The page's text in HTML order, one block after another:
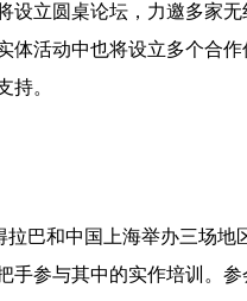
设立圆桌论坛，力邀多家无
体活动中也将设立多个合作
持。
拉巴和中国上海举办三场地
手参与其中的实作培训。参